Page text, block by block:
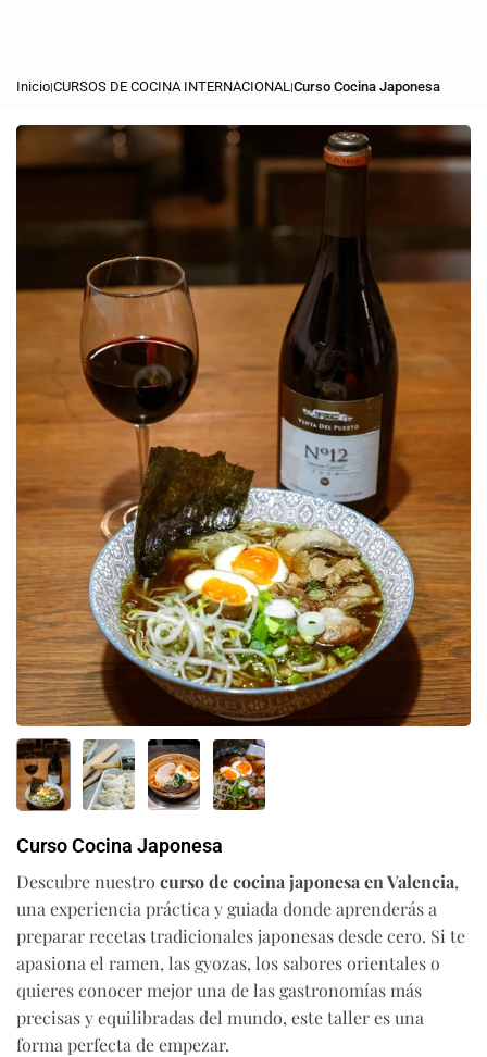
Inicio|CURSOS DE COCINA INTERNACIONAL|Curso Cocina Japonesa
Curso Cocina Japonesa
Descubre nuestro curso de cocina japonesa en Valencia,
una experiencia práctica y guiada donde aprenderás a
preparar recetas tradicionales japonesas desde cero. Si te
apasiona el ramen, las gyozas, los sabores orientales o
quieres conocer mejor una de las gastronomías más
precisas y equilibradas del mundo, este taller es una
forma perfecta de empezar.